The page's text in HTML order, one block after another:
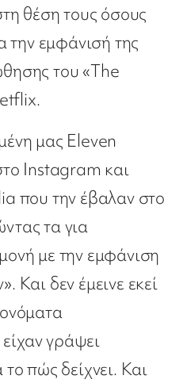
θέση τους όσους
την εμφάνισή της
του «The
μας Eleven
Instagram και
που την έβαλαν στο
τα για
με την εμφάνιση
Και δεν έμεινε εκεί
γράψει
πώς δείχνει. Και